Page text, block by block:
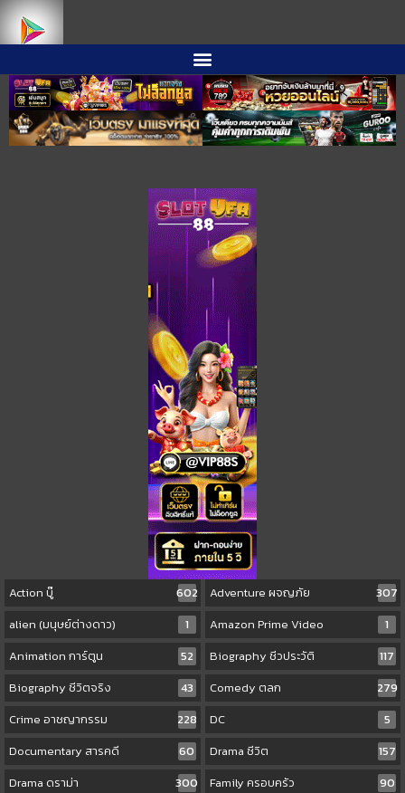
Action บู๊ 602 Adventure ผจญภัย
307
alien (มนุษย์ต่างดาว)
1 Amazon Prime Video
1
Animation การ์ตูน
52 Biography ชีวประวัติ
117
Biography ชีวิตจริง
43 Comedy ตลก
279
Crime อาชญากรรม
228 DC
5
Documentary สารคดี
60 Drama ชีวิต
157
Drama ดราม่า
300 Family ครอบครัว
90